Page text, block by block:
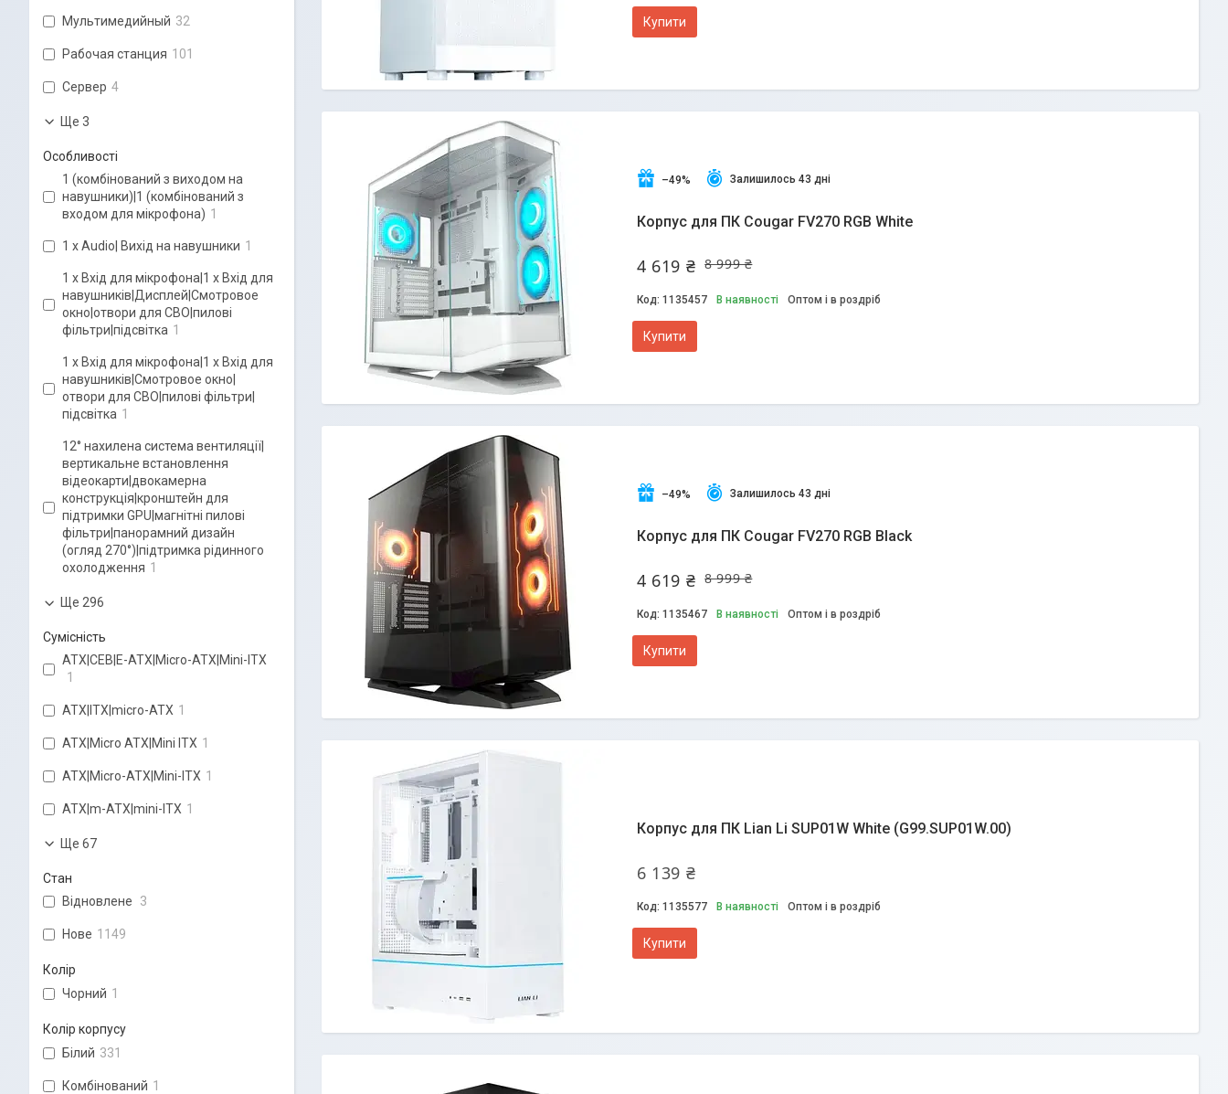
Купити
–49% Залишилось 43 дні
Корпус для ПК Cougar FV270 RGB White
8 999 ₴
4 619 ₴
1135457 В наявності Оптом і в роздріб
Купити
–49% Залишилось 43 дні
Корпус для ПК Cougar FV270 RGB Black
8 999 ₴
4 619 ₴
1135467 В наявності Оптом і в роздріб
Купити
Корпус для ПК Lian Li SUP01W White (G99.SUP01W.00)
6 139 ₴
1135577 В наявності Оптом і в роздріб
Купити
Мультимедийный 32
Рабочая станция 101
Сервер 4
Ще 3
Особливості
1 (комбінований з виходом на
навушники)|1 (комбінований з
входом для мікрофона) 1
1 x Audio| Вихід на навушники 1
1 х Вхід для мікрофона|1 х Вхід для
навушників|Дисплей|Смотровое
окно|отвори для СВО|пилові
фільтри|підсвітка 1
1 х Вхід для мікрофона|1 х Вхід для
навушників|Смотровое окно|
отвори для СВО|пилові фільтри|
підсвітка 1
12° нахилена система вентиляції|
вертикальне встановлення
відеокарти|двокамерна
конструкція|кронштейн для
підтримки GPU|магнітні пилові
фільтри|панорамний дизайн
(огляд 270°)|підтримка рідинного
охолодження 1
Ще 296
Сумісність
ATX|CEB|E-ATX|Micro-ATX|Mini-ITX
1
ATX|ITX|micro-ATX 1
ATX|Micro ATX|Mini ITX 1
ATX|Micro-ATX|Mini-ITX 1
ATX|m-ATX|mini-ITX 1
Ще 67
Стан
Відновлене
3
Нове 1149
Колір
Чорний 1
Колір корпусу
Білий 331
Комбінований 1